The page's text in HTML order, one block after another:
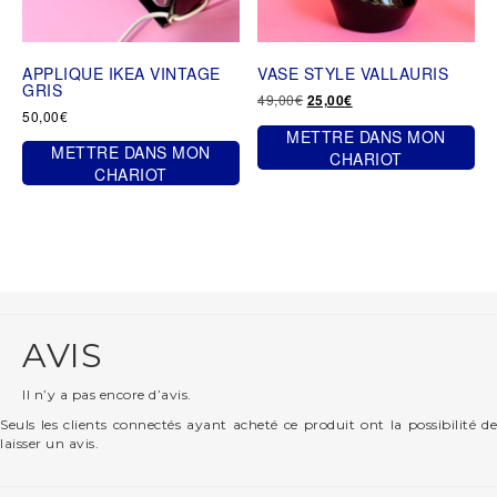
produit
APPLIQUE IKEA VINTAGE
GRIS
50,00€
METTRE DANS MON
CHARIOT
VASE STYLE VALLAURIS
49,00€ Le
initial
était :
49,00€.
25,00€Le
actuel
est :
25,00€.
METTRE DANS MON
CHARIOT
AVIS
Il n’y a pas encore d’avis.
Seuls les clients connectés ayant acheté ce produit ont la possibilité de
laisser un avis.